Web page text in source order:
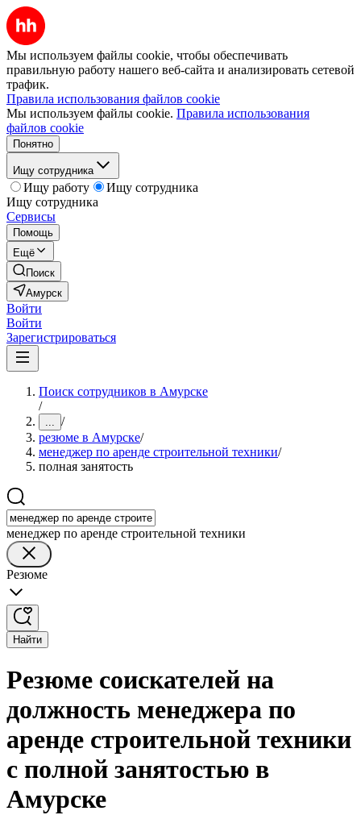
Мы используем файлы cookie, чтобы обеспечивать
правильную работу нашего веб-сайта и анализировать сетевой
трафик.
Правила использования файлов cookie
Мы используем файлы cookie. Правила использования
файлов cookie
Понятно
Ищу сотрудника
Ищу работу
Ищу сотрудника
Ищу сотрудника
Сервисы
Помощь
Ещё
Поиск
Амурск
Войти
Войти
Зарегистрироваться
Поиск сотрудников в Амурске
/
... /
резюме в Амурске/
менеджер по аренде строительной техники/
полная занятость
менеджер по аренде строительной техники
Резюме
Найти
Резюме соискателей на
должность менеджера по
аренде строительной техники
с полной занятостью в
Амурске